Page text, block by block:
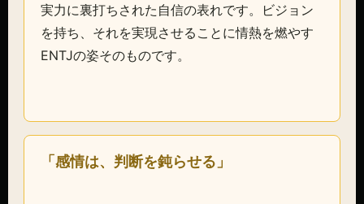
実力に裏打ちされた自信の表れです。ビジョン
を持ち、それを実現させることに情熱を燃やす
ENTJの姿そのものです。
「感情は、判断を鈍らせる」